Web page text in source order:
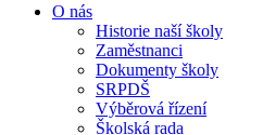
O nás
Historie naší školy
Zaměstnanci
Dokumenty školy
SRPDŠ
Výběrová řízení
Školská rada